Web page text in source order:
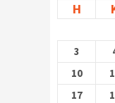
H
3
10
17